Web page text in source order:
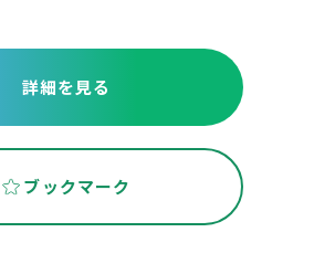
詳細を見る
ブックマーク